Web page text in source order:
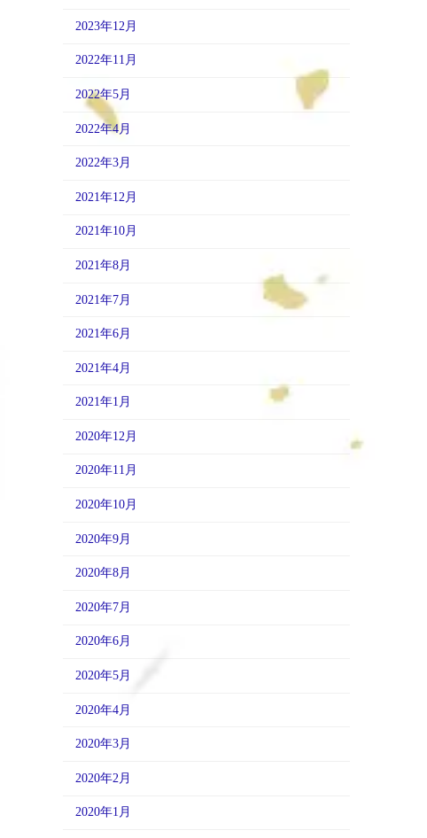
2023年12月
2022年11月
2022年5月
2022年4月
2022年3月
2021年12月
2021年10月
2021年8月
2021年7月
2021年6月
2021年4月
2021年1月
2020年12月
2020年11月
2020年10月
2020年9月
2020年8月
2020年7月
2020年6月
2020年5月
2020年4月
2020年3月
2020年2月
2020年1月